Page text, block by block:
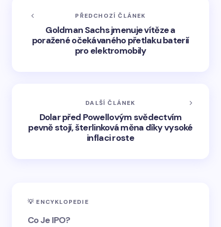
PŘEDCHOZÍ ČLÁNEK
Goldman Sachs jmenuje vítěze a
poražené očekávaného přetlaku baterií
pro elektromobily
DALŠÍ ČLÁNEK
Dolar před Powellovým svědectvím
pevně stojí, šterlinková měna díky vysoké
inflaci roste
💡 ENCYKLOPEDIE
Co Je IPO?